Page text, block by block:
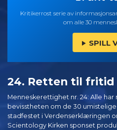
Kritikerrost serie av
om alle 30
SPILL
24. Retten til fritid
Menneskerettighet nr. 24: Alle
bevisstheten om de 30
stadfestet i Verdenserklæringen
Scientology Kirken sponset